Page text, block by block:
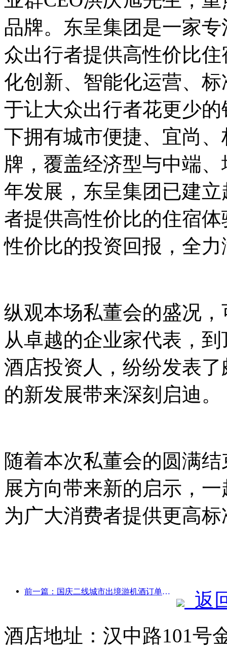
品牌。东呈集团是一家
众出行者提供高性价比
化创新、智能化运营、
于让大众出行者花更少
下拥有城市便捷、宜尚
牌，覆盖经济型与中端
年发展，东呈集团已建
者提供高性价比的住宿
性价比的投资回报，全
纵观本场私董会的盛况
从卓越的企业家代表，
酒店投资人，纷纷发表
的新发展带来深刻启迪。
随着本次私董会的圆满
展方向带来新的启示，
为广大消费者提供更高
前一篇：国庆二线城市出境游机酒订单量较去年同期上涨七成
返
酒店地址：汉中路101号